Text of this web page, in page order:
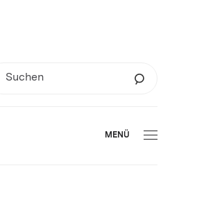
MENÜ